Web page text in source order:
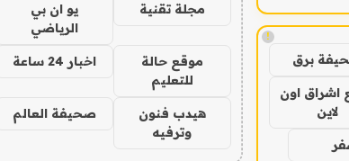
!
برق
اشراق اون
لاين
مجلة تقنية
يو ان بي
الرياضي
موقع حالة
للتعليم
اخبار 24 ساعة
هيدب فنون
وترفيه
صحيفة العالم